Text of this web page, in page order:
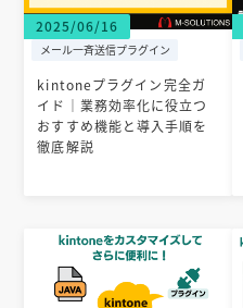
2025/06/16
メール一斉送信プラグイン
kintoneプラグイン完全ガ
イド｜業務効率化に役立つ
おすすめ機能と導入手順を
徹底解説